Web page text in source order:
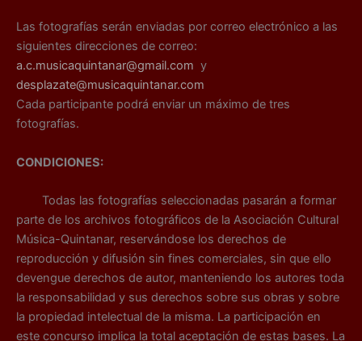
Las fotografías serán enviadas por correo electrónico a las
siguientes direcciones de correo:
a.c.musicaquintanar@gmail.com y
desplazate@musicaquintanar.com
Cada participante podrá enviar un máximo de tres
fotografías.
CONDICIONES:
Todas las fotografías seleccionadas pasarán a formar
parte de los archivos fotográficos de la Asociación Cultural
Música-Quintanar, reservándose los derechos de
reproducción y difusión sin fines comerciales, sin que ello
devengue derechos de autor, manteniendo los autores toda
la responsabilidad y sus derechos sobre sus obras y sobre
la propiedad intelectual de la misma. La participación en
este concurso implica la total aceptación de estas bases. La